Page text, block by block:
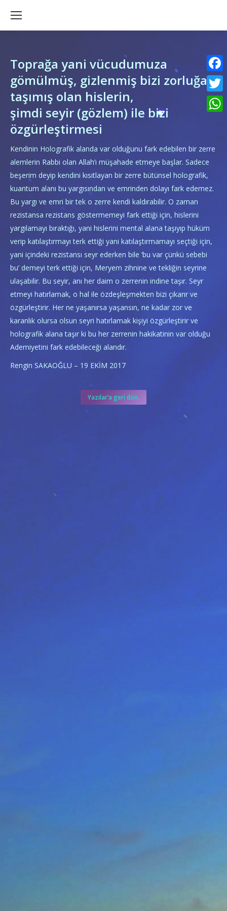
Toprağa yani vücudumuza
gömülmüş, gizlenmiş bizi zorluğa
taşımış olan hislerin,
şimdi seyir (gözlem) ile bizi
özgürleştirmesi
Kendinin Holografik alanda var olduğunu fark edebilen bir zerre
alemlerin Rabbi olan Allah’ı müşahade etmeye başlar. Sadece
beşerim deyip kendini kısıtlayan bir zerre bütünsel holografik,
kuantum alanı bu yargısından ve emrinden dolayı fark edemez.
Bu yargı ve emri bir tek o zerre kendi kaldırabilir. O zaman
rezistansa rezistans göstermemeyi fark ettiği için, hislerini
yargılamayı bıraktığı, yani hislerini mental alana taşıyıp hüküm
verip katılaştırmayı terk ettiği yani katılaştırmamayı seçtiği için,
yani içindeki rezistansı seyr ederken bile ‘bu var çünkü sebebi
bu’ demeyi terk ettiği için, Meryem zihnine ve tekliğin seyrine
ulaşabilir. Bu seyir, anı her daim o zerrenin indine taşır. Seyr
etmeyi hatırlamak, o hal ile özdeşleşmekten bizi çıkarır ve
özgürleştirir. Her ne yaşanırsa yaşansın, ne kadar zor ve
karanlık olursa olsun seyri hatırlamak kişiyi özgürleştirir ve
holografik alana taşır ki bu her zerrenin hakikatinin var olduğu
Ademiyetini fark edebileceği alandır.
Rengin SAKAOĞLU – 19 EKİM 2017
Yazılar’a geri dön.